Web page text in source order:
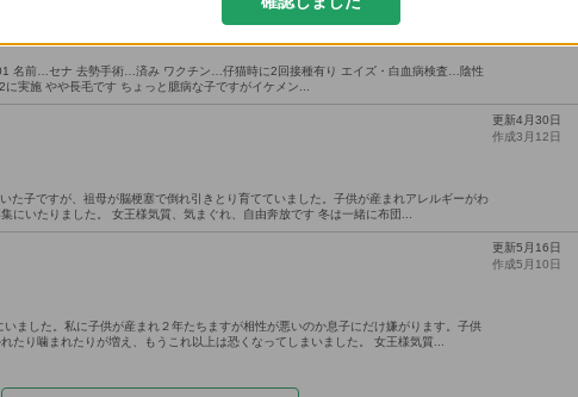
名前…セナ 去勢手術…済み ワクチン…仔猫時に2回接種有り エイズ・白血病検査…陰性
実施 やや長毛です ちょっと臆病な子ですがイケメン...
た子ですが、祖母が脳梗塞で倒れ引きとり育てていました。子供が産まれアレルギーがわ
にいたりました。 女王様気質、気まぐれ、自由奔放です 冬は一緒に布団...
更新4月30日
作成3月12日
ました。私に子供が産まれ２年たちますが相性が悪いのか息子にだけ嫌がります。子供
たり噛まれたりが増え、もうこれ以上は恐くなってしまいました。 女王様気質...
更新5月16日
作成5月10日